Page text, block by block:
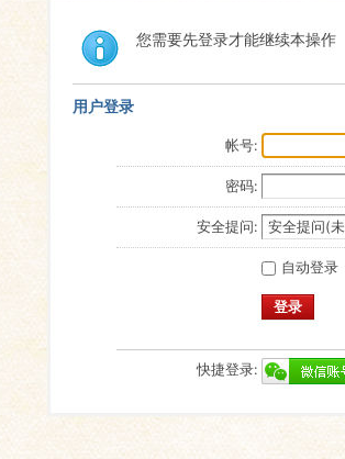
您需要先登录才能继续本操作
用户登录
帐号:
密码:
安全提问:
自动登录
登录
快捷登录: